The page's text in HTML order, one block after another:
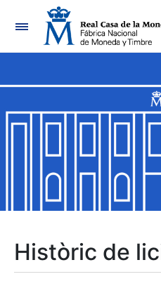
Navegació
Mostra/Amaga
Mostra/Amaga
Mostra/Amaga
Històric de